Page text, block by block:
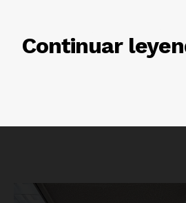
Continuar